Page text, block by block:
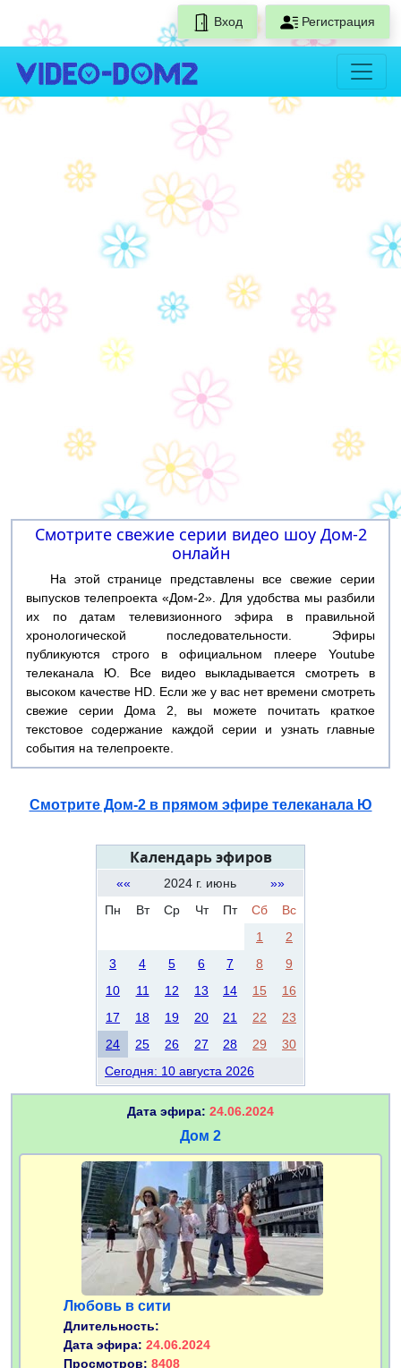
Вход Регистрация
Смотрите свежие серии видео шоу Дом-2
онлайн
На этой странице представлены все свежие серии
выпусков телепроекта «Дом-2». Для удобства мы разбили
их по датам телевизионного эфира в правильной
хронологической последовательности. Эфиры
публикуются строго в официальном плеере Youtube
телеканала Ю. Все видео выкладывается смотреть в
высоком качестве HD. Если же у вас нет времени смотреть
свежие серии Дома 2, вы можете почитать краткое
текстовое содержание каждой серии и узнать главные
события на телепроекте.
Смотрите Дом-2 в прямом эфире телеканала Ю
Календарь эфиров
«« 2024 г. июнь
»»
Пн
Вт Ср Чт Пт Сб
Вс
1
2
3
4 5 6 7 8
9
10
11 12 13 14 15
16
17
18 19 20 21 22
23
24
25 26 27 28 29
30
Сегодня: 10 августа 2026
Дата эфира: 24.06.2024
Дом 2
Любовь в сити
Длительность:
Дата эфира: 24.06.2024
Просмотров: 8408